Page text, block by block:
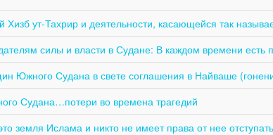
Хизб ут-Тахрир и деятельности, касающейся так
силы и власти в Судане: В каждом времени
Южного Судана в свете соглашения в Найваше
Судана…потери во времена трагедий
земля Ислама и никто не имеет права от нее